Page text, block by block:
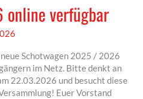
online verfügbar
Schotwagen 2025 / 2026
im Netz. Bitte denkt an
22.03.2026 und besucht diese
Euer Vorstand